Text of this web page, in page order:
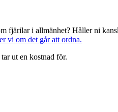
fjärilar i allmänhet? Håller ni
vi om det går att ordna.
ut en kostnad för.